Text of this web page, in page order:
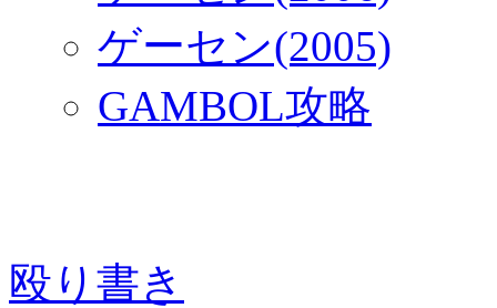
ゲーセン(2005)
GAMBOL攻略
殴り書き